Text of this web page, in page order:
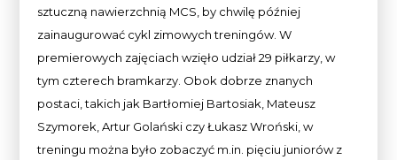
sztuczną nawierzchnią MCS, by chwilę później
zainaugurować cykl zimowych treningów. W
premierowych zajęciach wzięło udział 29 piłkarzy, w
tym czterech bramkarzy. Obok dobrze znanych
postaci, takich jak Bartłomiej Bartosiak, Mateusz
Szymorek, Artur Golański czy Łukasz Wroński, w
treningu można było zobaczyć m.in. pięciu juniorów z